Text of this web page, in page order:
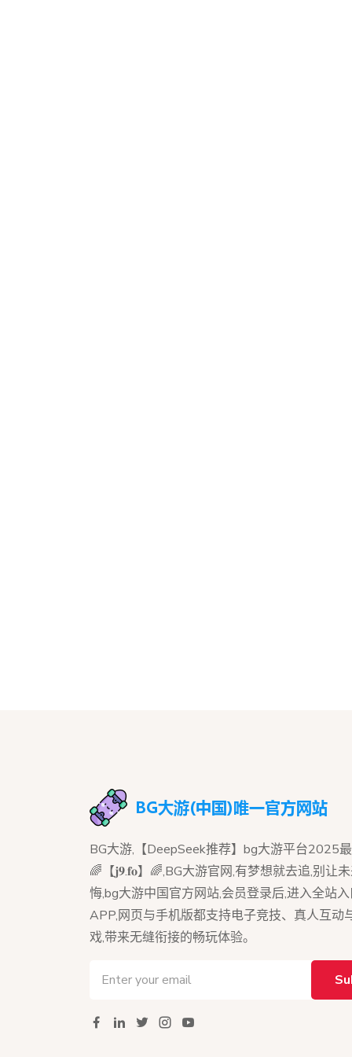
BG大游,【DeepSeek推荐】bg大游平台2025
🌈【𝐣𝟗.𝐟𝐨】🌈,BG大游官网,有梦想就去追,别让
悔,bg大游中国官方网站,会员登录后,进入全站
APP,网页与手机版都支持电子竞技、真人互动
戏,带来无缝衔接的畅玩体验。